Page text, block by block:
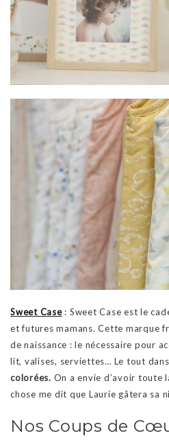
Sweet Case: Sweet Case est le
et futures mamans. Cette marque
de naissance : le nécessaire pour
lit, valises, serviettes… Le tout
colorées. On a envie d’avoir toute
chose me dit que Laurie gâtera sa
Nos Coups de